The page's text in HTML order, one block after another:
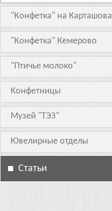
"Конфетка" на Карташова
"Конфетка" Кемерово
"Птичье молоко"
Конфетницы
Музей "ТЭЗ"
Ювелирные отделы
Статьи